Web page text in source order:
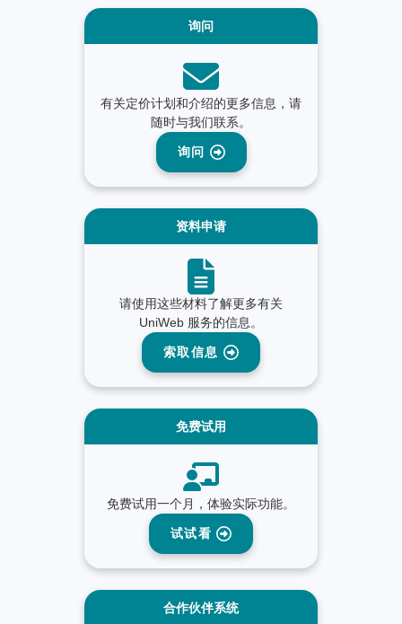
询问
有关定价计划和介绍的更多信息，请
随时与我们联系。
询问
资料申请
请使用这些材料了解更多有关
UniWeb 服务的信息。
索取信息
免费试用
免费试用一个月，体验实际功能。
试试看
合作伙伴系统